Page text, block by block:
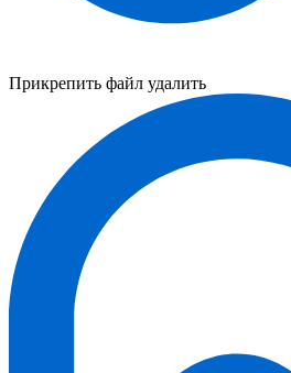
Прикрепить файл удалить